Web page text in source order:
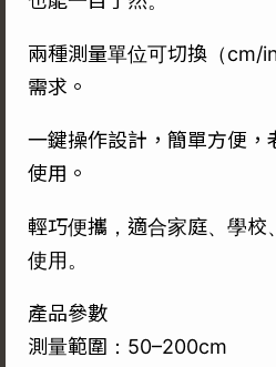
兩種測量單位可切換（cm/
需求。
一鍵操作設計，簡單方便，
使用。
輕巧便攜，適合家庭、學校
使用。
產品參數
測量範圍：50–200cm